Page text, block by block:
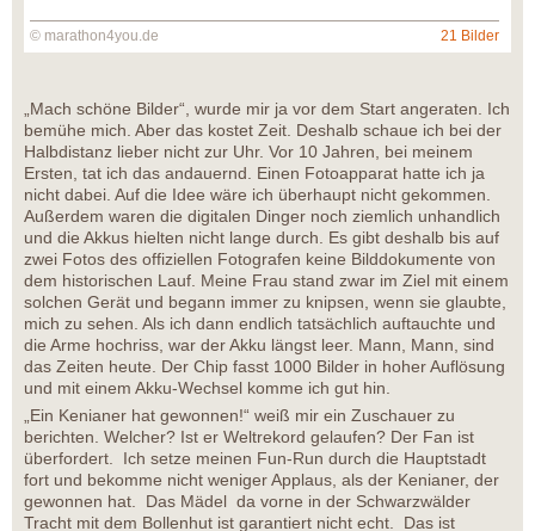
© marathon4you.de 21 Bilder
„Mach schöne Bilder“, wurde mir ja vor dem Start angeraten. Ich
bemühe mich. Aber das kostet Zeit. Deshalb schaue ich bei der
Halbdistanz lieber nicht zur Uhr. Vor 10 Jahren, bei meinem
Ersten, tat ich das andauernd. Einen Fotoapparat hatte ich ja
nicht dabei. Auf die Idee wäre ich überhaupt nicht gekommen.
Außerdem waren die digitalen Dinger noch ziemlich unhandlich
und die Akkus hielten nicht lange durch. Es gibt deshalb bis auf
zwei Fotos des offiziellen Fotografen keine Bilddokumente von
dem historischen Lauf. Meine Frau stand zwar im Ziel mit einem
solchen Gerät und begann immer zu knipsen, wenn sie glaubte,
mich zu sehen. Als ich dann endlich tatsächlich auftauchte und
die Arme hochriss, war der Akku längst leer. Mann, Mann, sind
das Zeiten heute. Der Chip fasst 1000 Bilder in hoher Auflösung
und mit einem Akku-Wechsel komme ich gut hin.
„Ein Kenianer hat gewonnen!“ weiß mir ein Zuschauer zu
berichten. Welcher? Ist er Weltrekord gelaufen? Der Fan ist
überfordert. Ich setze meinen Fun-Run durch die Hauptstadt
fort und bekomme nicht weniger Applaus, als der Kenianer, der
gewonnen hat. Das Mädel da vorne in der Schwarzwälder
Tracht mit dem Bollenhut ist garantiert nicht echt. Das ist